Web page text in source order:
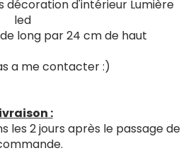
décoration d'intérieur Lumière
led
long par 24 cm de haut
a me contacter :)
:
les 2 jours après le passage de